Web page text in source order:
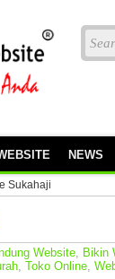
NEWS
Sukahaji
Website Bikin
Toko Online